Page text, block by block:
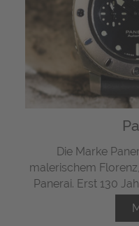
Die Marke
malerischem
Panerai. Erst 130